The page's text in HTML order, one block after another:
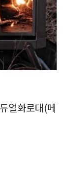
얼화로대(메